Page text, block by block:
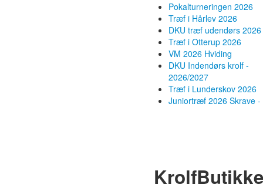
Pokalturneringen 2026
Træf i Hårlev 2026
DKU træf udendørs 2026
Træf i Otterup 2026
VM 2026 Hviding
DKU Indendørs krolf -
2026/2027
Træf i Lunderskov 2026
Juniortræf 2026 Skrave -